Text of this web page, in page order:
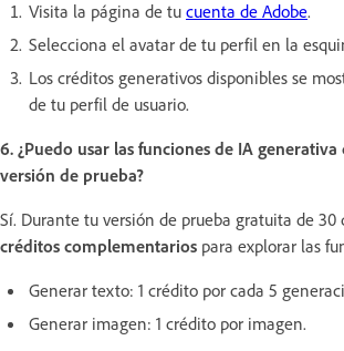
Visita la página de tu cuenta de Adobe.
Selecciona el avatar de tu perfil en la
Los créditos generativos disponibles se
de tu perfil de usuario.
6. ¿Puedo usar las funciones de IA
versión de prueba?
Sí. Durante tu versión de prueba gratuita de 30
créditos complementarios para explorar las
Generar texto: 1 crédito por cada 5
Generar imagen: 1 crédito por imagen.